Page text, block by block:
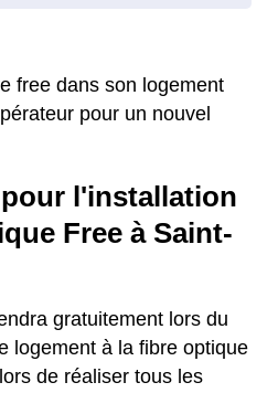
free dans son logement
pour un nouvel
l'installation
Free à Saint-
gratuitement lors du
logement à la fibre optique
de réaliser tous les